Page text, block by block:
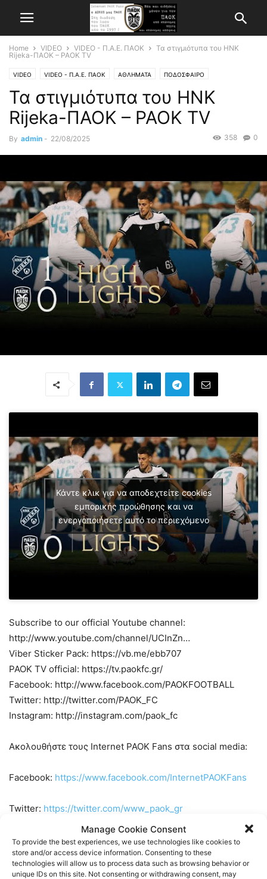
Manage Cookie Consent
To provide the best experiences, we use technologies like cookies to
store and/or access device information. Consenting to these
technologies will allow us to process data such as browsing behavior or
unique IDs on this site. Not consenting or withdrawing consent, may
Home VIDEO VIDEO - Π.Α.Ε. ΠΑΟΚ
Τα στιγμιότυπα του HNK
Rijeka-ΠΑΟΚ – PAOK TV
VIDEO VIDEO - Π.Α.Ε. ΠΑΟΚ ΑΘΛΗΜΑΤΑ ΠΟΔΟΣΦΑΙΡΟ
Τα στιγμιότυπα του HNK
Rijeka-ΠΑΟΚ – PAOK TV
By admin - 22/08/2025 0
358
Κάντε κλικ για να αποδεχτείτε cookies
εμπορικής προώθησης και να
ενεργοποιήσετε αυτό το περιεχόμενο
Subscribe to our official Youtube channel:
http://www.youtube.com/channel/UCInZn…
Viber Sticker Pack: https://vb.me/ebb707
PAOK TV official: https://tv.paokfc.gr/
Facebook: http://www.facebook.com/PAOKFOOTBALL
Twitter: http://twitter.com/PAOK_FC
Instagram: http://instagram.com/paok_fc
Ακολουθήστε τους Internet PAOK Fans στα social media:
Facebook: https://www.facebook.com/InternetPAOKFans
Twitter: https://twitter.com/www_paok_gr
Linkedin:https://www.linkedin.com/in/internet-paok-fans-
601b24248